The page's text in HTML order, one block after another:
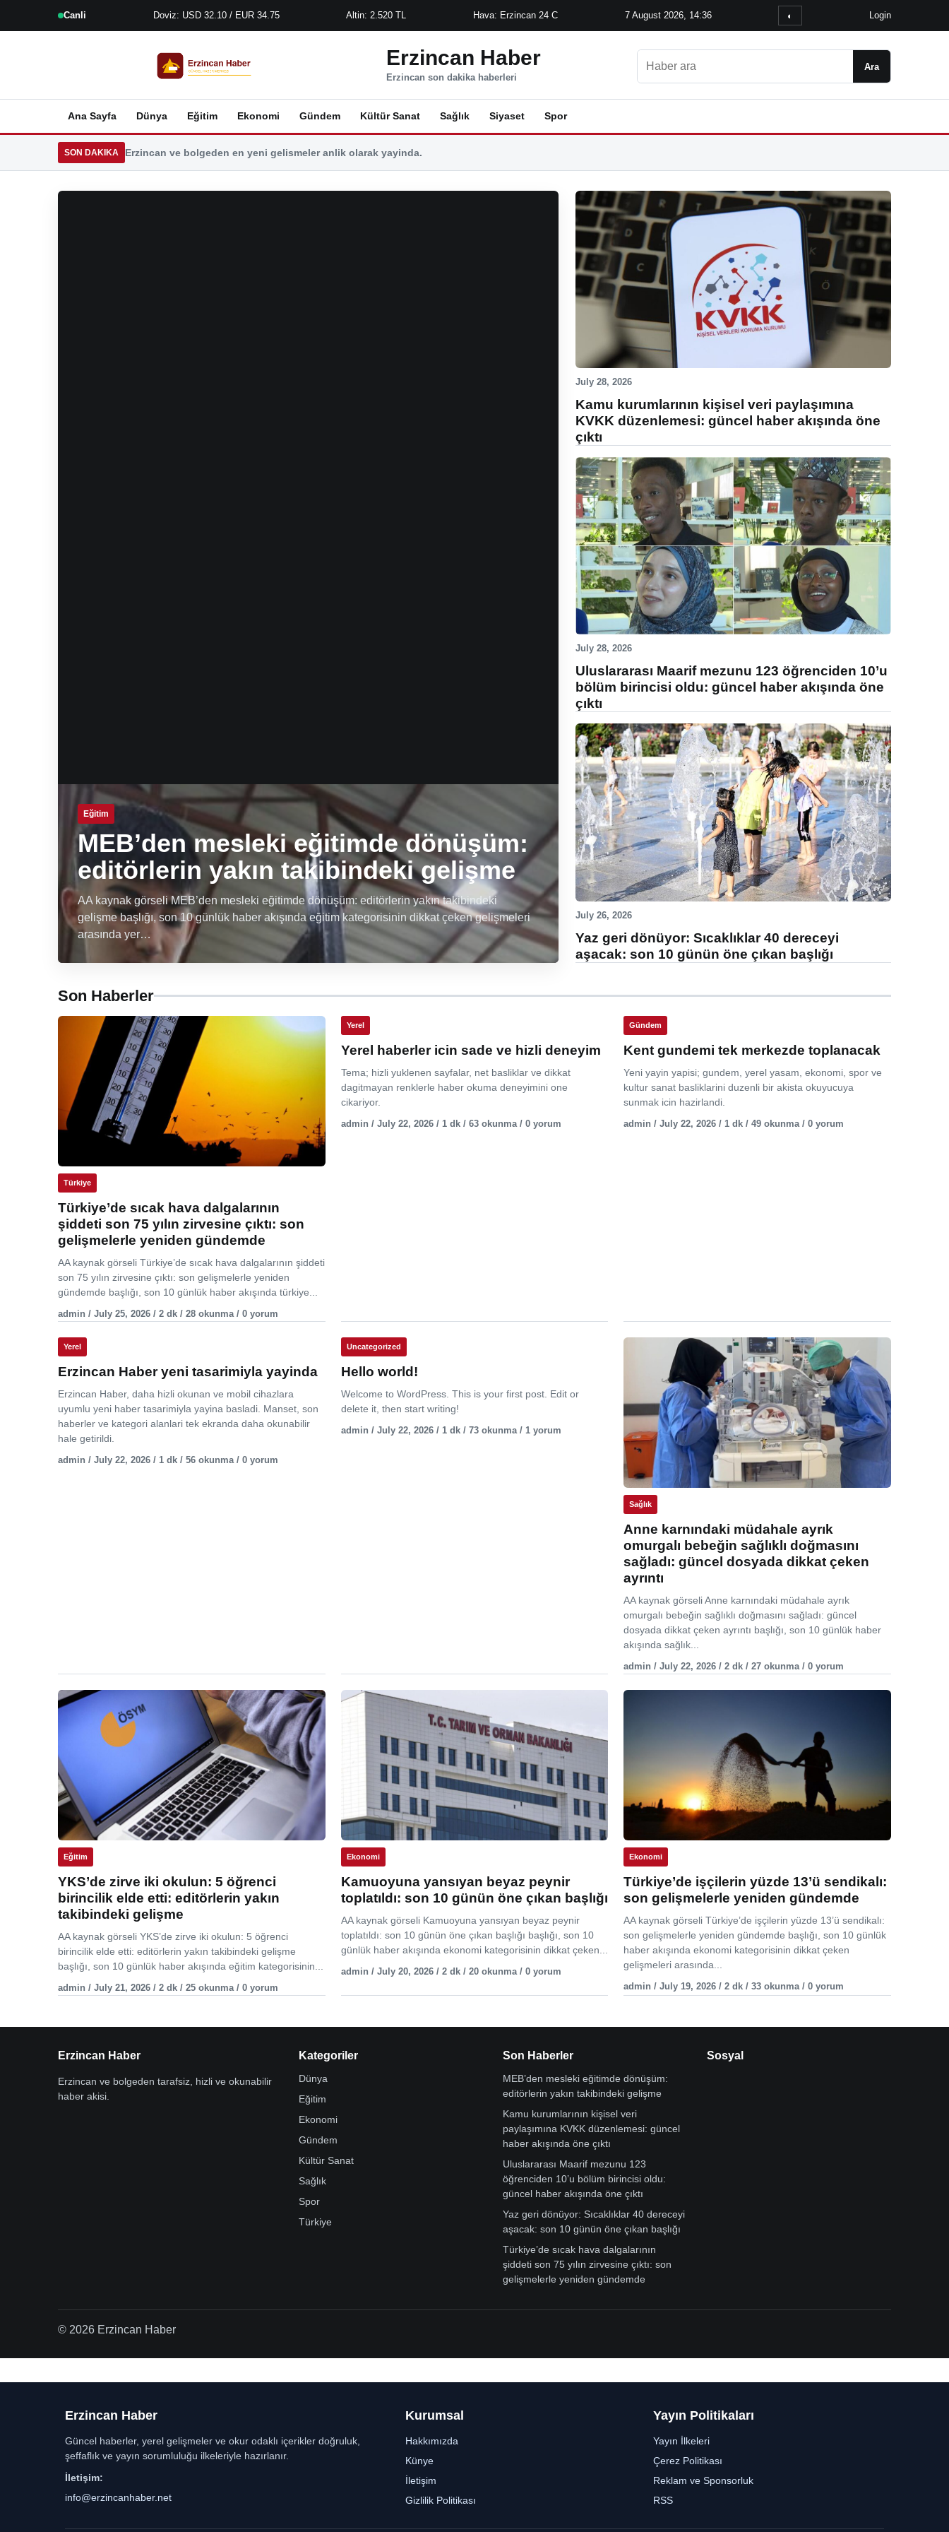
Canli Doviz: USD 32.10 / EUR 34.75 Altin: 2.520 TL Hava: Erzincan 24 C 7 August 2026, 14:36 ◐ Login
Erzincan Haber
Erzincan son dakika haberleri
Ara
Ana Sayfa Dünya Eğitim Ekonomi Gündem Kültür Sanat Sağlık Siyaset Spor
SON DAKIKA Erzincan ve bolgeden en yeni gelismeler anlik olarak yayinda.
Eğitim
MEB’den mesleki eğitimde dönüşüm:
editörlerin yakın takibindeki gelişme
AA kaynak görseli MEB’den mesleki eğitimde dönüşüm: editörlerin yakın takibindeki
gelişme başlığı, son 10 günlük haber akışında eğitim kategorisinin dikkat çeken gelişmeleri
arasında yer…
July 28, 2026
Kamu kurumlarının kişisel veri paylaşımına
KVKK düzenlemesi: güncel haber akışında öne
çıktı
July 28, 2026
Uluslararası Maarif mezunu 123 öğrenciden 10’u
bölüm birincisi oldu: güncel haber akışında öne
çıktı
July 26, 2026
Yaz geri dönüyor: Sıcaklıklar 40 dereceyi
aşacak: son 10 günün öne çıkan başlığı
Son Haberler
Türkiye
Türkiye’de sıcak hava dalgalarının
şiddeti son 75 yılın zirvesine çıktı: son
gelişmelerle yeniden gündemde
AA kaynak görseli Türkiye’de sıcak hava dalgalarının şiddeti
son 75 yılın zirvesine çıktı: son gelişmelerle yeniden
gündemde başlığı, son 10 günlük haber akışında türkiye...
admin / July 25, 2026 / 2 dk / 28 okunma / 0 yorum
Yerel
Yerel haberler icin sade ve hizli deneyim
Tema; hizli yuklenen sayfalar, net basliklar ve dikkat
dagitmayan renklerle haber okuma deneyimini one
cikariyor.
admin / July 22, 2026 / 1 dk / 63 okunma / 0 yorum
Gündem
Kent gundemi tek merkezde toplanacak
Yeni yayin yapisi; gundem, yerel yasam, ekonomi, spor ve
kultur sanat basliklarini duzenli bir akista okuyucuya
sunmak icin hazirlandi.
admin / July 22, 2026 / 1 dk / 49 okunma / 0 yorum
Yerel
Erzincan Haber yeni tasarimiyla yayinda
Erzincan Haber, daha hizli okunan ve mobil cihazlara
uyumlu yeni haber tasarimiyla yayina basladi. Manset, son
haberler ve kategori alanlari tek ekranda daha okunabilir
hale getirildi.
admin / July 22, 2026 / 1 dk / 56 okunma / 0 yorum
Uncategorized
Hello world!
Welcome to WordPress. This is your first post. Edit or
delete it, then start writing!
admin / July 22, 2026 / 1 dk / 73 okunma / 1 yorum
Sağlık
Anne karnındaki müdahale ayrık
omurgalı bebeğin sağlıklı doğmasını
sağladı: güncel dosyada dikkat çeken
ayrıntı
AA kaynak görseli Anne karnındaki müdahale ayrık
omurgalı bebeğin sağlıklı doğmasını sağladı: güncel
dosyada dikkat çeken ayrıntı başlığı, son 10 günlük haber
akışında sağlık...
admin / July 22, 2026 / 2 dk / 27 okunma / 0 yorum
Eğitim
YKS’de zirve iki okulun: 5 öğrenci
birincilik elde etti: editörlerin yakın
takibindeki gelişme
AA kaynak görseli YKS’de zirve iki okulun: 5 öğrenci
birincilik elde etti: editörlerin yakın takibindeki gelişme
başlığı, son 10 günlük haber akışında eğitim kategorisinin...
admin / July 21, 2026 / 2 dk / 25 okunma / 0 yorum
Ekonomi
Kamuoyuna yansıyan beyaz peynir
toplatıldı: son 10 günün öne çıkan başlığı
AA kaynak görseli Kamuoyuna yansıyan beyaz peynir
toplatıldı: son 10 günün öne çıkan başlığı başlığı, son 10
günlük haber akışında ekonomi kategorisinin dikkat çeken...
admin / July 20, 2026 / 2 dk / 20 okunma / 0 yorum
Ekonomi
Türkiye’de işçilerin yüzde 13’ü sendikalı:
son gelişmelerle yeniden gündemde
AA kaynak görseli Türkiye’de işçilerin yüzde 13’ü sendikalı:
son gelişmelerle yeniden gündemde başlığı, son 10 günlük
haber akışında ekonomi kategorisinin dikkat çeken
gelişmeleri arasında...
admin / July 19, 2026 / 2 dk / 33 okunma / 0 yorum
Erzincan Haber
Erzincan ve bolgeden tarafsiz, hizli ve okunabilir
haber akisi.
Kategoriler
Dünya
Eğitim
Ekonomi
Gündem
Kültür Sanat
Sağlık
Spor
Türkiye
Son Haberler
MEB’den mesleki eğitimde dönüşüm:
editörlerin yakın takibindeki gelişme
Kamu kurumlarının kişisel veri
paylaşımına KVKK düzenlemesi: güncel
haber akışında öne çıktı
Uluslararası Maarif mezunu 123
öğrenciden 10’u bölüm birincisi oldu:
güncel haber akışında öne çıktı
Yaz geri dönüyor: Sıcaklıklar 40 dereceyi
aşacak: son 10 günün öne çıkan başlığı
Türkiye’de sıcak hava dalgalarının
şiddeti son 75 yılın zirvesine çıktı: son
gelişmelerle yeniden gündemde
Sosyal
© 2026 Erzincan Haber
Erzincan Haber
Güncel haberler, yerel gelişmeler ve okur odaklı içerikler doğruluk,
şeffaflık ve yayın sorumluluğu ilkeleriyle hazırlanır.
İletişim:
info@erzincanhaber.net
Kurumsal
Hakkımızda
Künye
İletişim
Gizlilik Politikası
Yayın Politikaları
Yayın İlkeleri
Çerez Politikası
Reklam ve Sponsorluk
RSS